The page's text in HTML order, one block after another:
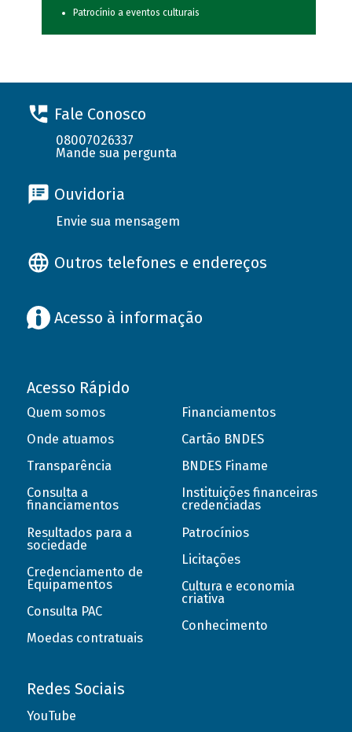
Patrocínio a eventos culturais
Fale Conosco
08007026337
Mande sua pergunta
Ouvidoria
Envie sua mensagem
Outros telefones e endereços
Acesso à informação
Acesso Rápido
Quem somos
Onde atuamos
Transparência
Consulta a
financiamentos
Resultados para a
sociedade
Credenciamento de
Equipamentos
Consulta PAC
Moedas contratuais
Financiamentos
Cartão BNDES
BNDES Finame
Instituições financeiras
credenciadas
Patrocínios
Licitações
Cultura e economia
criativa
Conhecimento
Redes Sociais
YouTube